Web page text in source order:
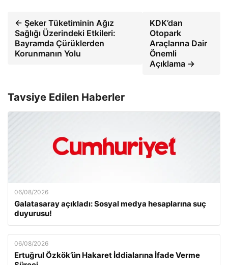
← Şeker Tüketiminin Ağız
Sağlığı Üzerindeki Etkileri:
Bayramda Çürüklerden
Korunmanın Yolu
KDK’dan
Otopark
Araçlarına Dair
Önemli
Açıklama →
Tavsiye Edilen Haberler
06/08/2026
Galatasaray açıkladı: Sosyal medya hesaplarına suç
duyurusu!
06/08/2026
Ertuğrul Özkök’ün Hakaret İddialarına İfade Verme